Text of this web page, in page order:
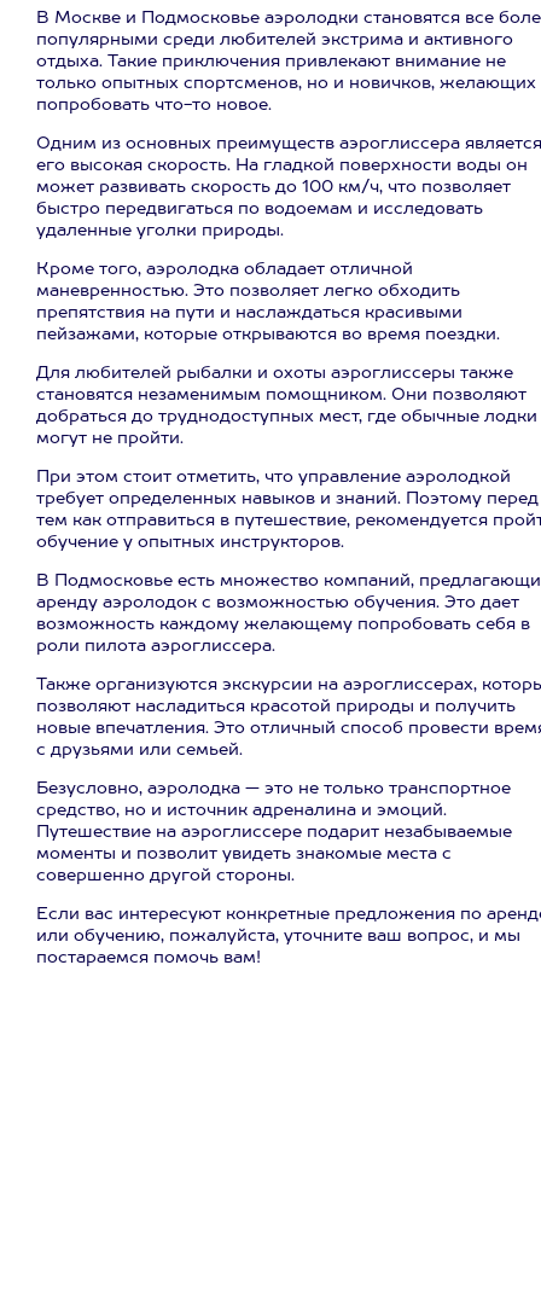
В Москве и Подмосковье аэролодки становятся все
популярными среди любителей экстрима и активного
отдыха. Такие приключения привлекают внимание не
только опытных спортсменов, но и новичков, желающих
попробовать что-то новое.
Одним из основных преимуществ аэроглиссера является
его высокая скорость. На гладкой поверхности воды он
может развивать скорость до 100 км/ч, что позволяет
быстро передвигаться по водоемам и исследовать
удаленные уголки природы.
Кроме того, аэролодка обладает отличной
маневренностью. Это позволяет легко обходить
препятствия на пути и наслаждаться красивыми
пейзажами, которые открываются во время поездки.
Для любителей рыбалки и охоты аэроглиссеры также
становятся незаменимым помощником. Они позволяют
добраться до труднодоступных мест, где обычные лодки
могут не пройти.
При этом стоит отметить, что управление аэролодкой
требует определенных навыков и знаний. Поэтому перед
тем как отправиться в путешествие, рекомендуется
обучение у опытных инструкторов.
В Подмосковье есть множество компаний,
аренду аэролодок с возможностью обучения. Это дает
возможность каждому желающему попробовать себя в
роли пилота аэроглиссера.
Также организуются экскурсии на аэроглиссерах,
позволяют насладиться красотой природы и получить
новые впечатления. Это отличный способ провести
с друзьями или семьей.
Безусловно, аэролодка — это не только транспортное
средство, но и источник адреналина и эмоций.
Путешествие на аэроглиссере подарит незабываемые
моменты и позволит увидеть знакомые места с
совершенно другой стороны.
Если вас интересуют конкретные предложения по
или обучению, пожалуйста, уточните ваш вопрос, и мы
постараемся помочь вам!